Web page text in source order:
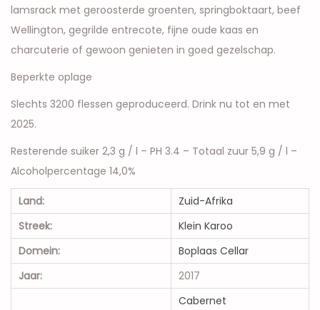
lamsrack met geroosterde groenten, springboktaart, beef
Wellington, gegrilde entrecote, fijne oude kaas en
charcuterie of gewoon genieten in goed gezelschap.
Beperkte oplage
Slechts 3200 flessen geproduceerd. Drink nu tot en met
2025.
Resterende suiker 2,3 g / l – PH 3.4 – Totaal zuur 5,9 g / l –
Alcoholpercentage 14,0%
Land:
Zuid-Afrika
Streek:
Klein Karoo
Domein:
Boplaas Cellar
Jaar:
2017
Cabernet